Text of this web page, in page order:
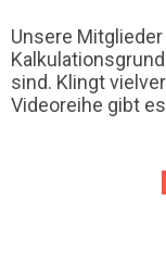
Unsere
sind. Klingt
Videoreihe gibt es